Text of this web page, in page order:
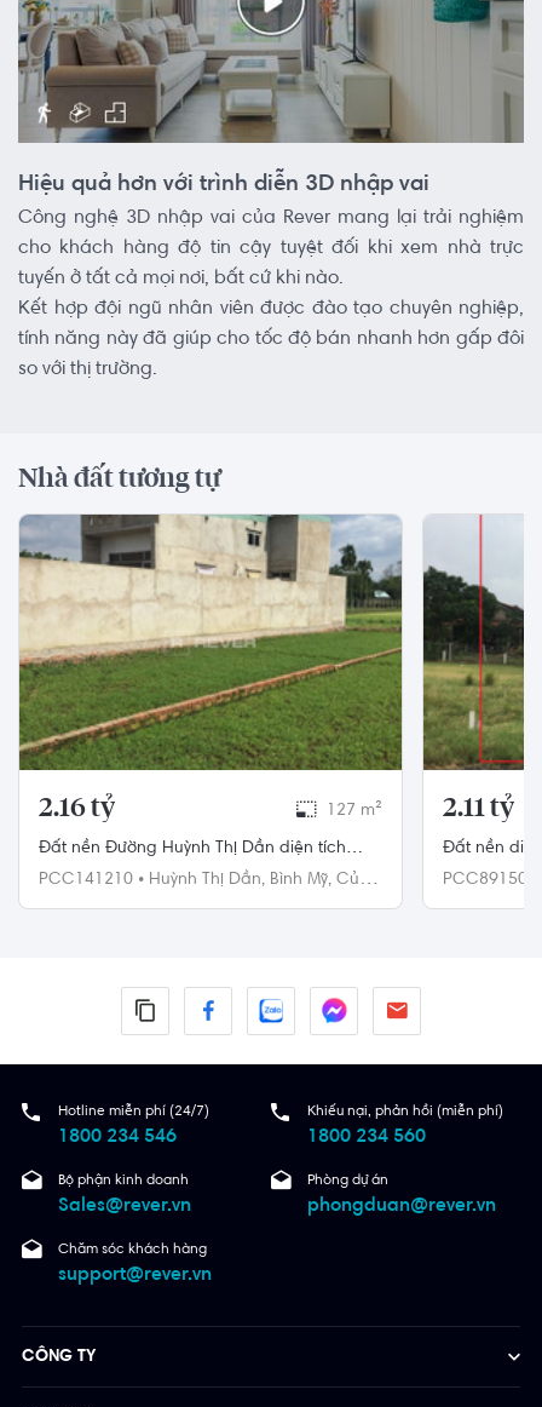
Hiệu quả hơn với trình diễn 3D nhập vai
Công nghệ 3D nhập vai của Rever mang lại trải nghiệm
cho khách hàng độ tin cậy tuyệt đối khi xem nhà trực
tuyến ở tất cả mọi nơi, bất cứ khi nào.
Kết hợp đội ngũ nhân viên được đào tạo chuyên nghiệp,
tính năng này đã giúp cho tốc độ bán nhanh hơn gấp đôi
so với thị trường.
Nhà đất tương tự
2.16 tỷ 127 m²
Đất nền Đường Huỳnh Thị Dần diện tích
127m² pháp lý sổ hồng.
PCC141210 • Huỳnh Thị Dần, Bình Mỹ, Củ
2.11 tỷ
Đất nền
tiền đường
PCC89150
Hotline miễn phí (24/7)
1800 234 546
Khiếu nại, phản hồi (miễn phí)
1800 234 560
Bộ phận kinh doanh
Sales@rever.vn
Phòng dự án
phongduan@rever.vn
Chăm sóc khách hàng
support@rever.vn
CÔNG TY